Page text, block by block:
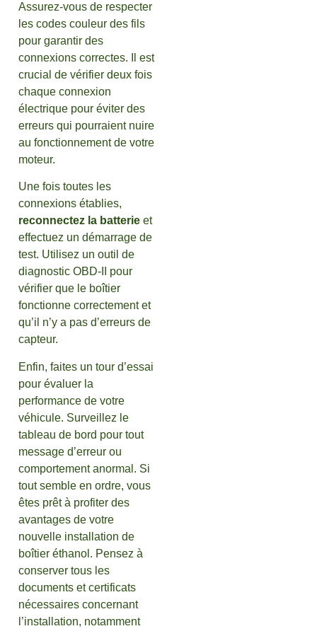
Assurez-vous de respecter
les codes couleur des fils
pour garantir des
connexions correctes. Il est
crucial de vérifier deux fois
chaque connexion
électrique pour éviter des
erreurs qui pourraient nuire
au fonctionnement de votre
moteur.
Une fois toutes les
connexions établies,
reconnectez la batterie et
effectuez un démarrage de
test. Utilisez un outil de
diagnostic OBD-II pour
vérifier que le boîtier
fonctionne correctement et
qu’il n’y a pas d’erreurs de
capteur.
Enfin, faites un tour d’essai
pour évaluer la
performance de votre
véhicule. Surveillez le
tableau de bord pour tout
message d’erreur ou
comportement anormal. Si
tout semble en ordre, vous
êtes prêt à profiter des
avantages de votre
nouvelle installation de
boîtier éthanol. Pensez à
conserver tous les
documents et certificats
nécessaires concernant
l’installation, notamment